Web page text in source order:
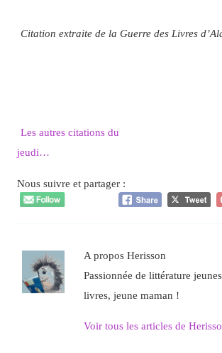
Citation extraite de la Guerre des Livres
Les autres citations du
jeudi…
Nous suivre et partager :
A propos Herisson
Passionnée de littérature
livres, jeune maman !
Voir tous les articles de